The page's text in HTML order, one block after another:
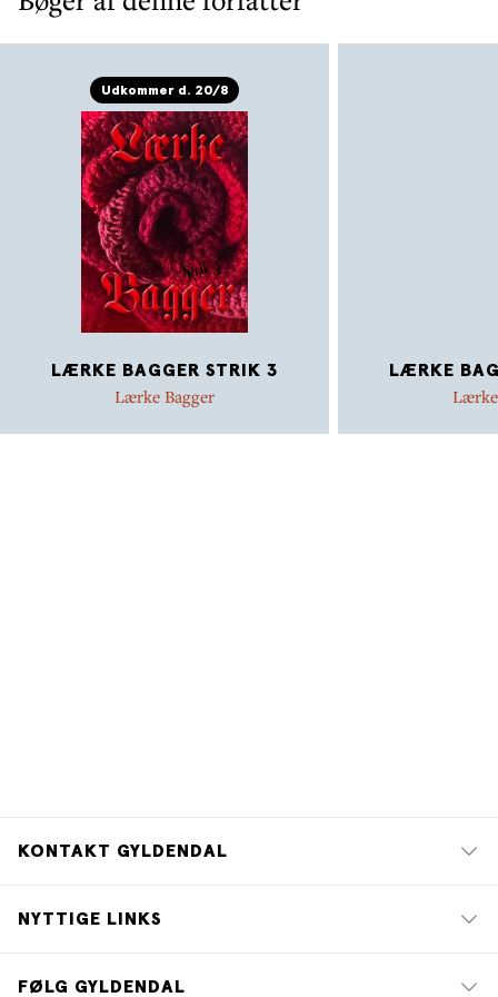
elske sig selv højere og livet mere.
Udkommer d. 20/8
LÆRKE BAGGER STRIK 3
Lærke Bagger
LÆRKE
KONTAKT GYLDENDAL
NYTTIGE LINKS
FØLG GYLDENDAL